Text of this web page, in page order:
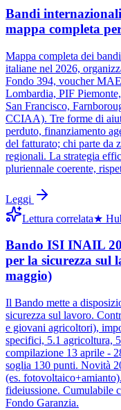
Bandi
mappa completa
Mappa completa dei
italiane nel 2026,
Fondo 394, voucher
Lombardia, PIF
San Francisco,
CCIAA). Tre forme di
perduto, finanziamento
del fatturato; chi parte da
regionali. La strategia
pluriennale coerente,
Leggi
Lettura correlata★
Bando ISI INAIL
per la sicurezza sul
maggio)
Il Bando mette a
sicurezza sul lavoro.
e giovani agricoltori),
specifici, 5.1 agricoltura,
compilazione 13 aprile -
soglia 130 punti. Novità
(es.
fideiussione. Cumulabile
Fondo Garanzia.